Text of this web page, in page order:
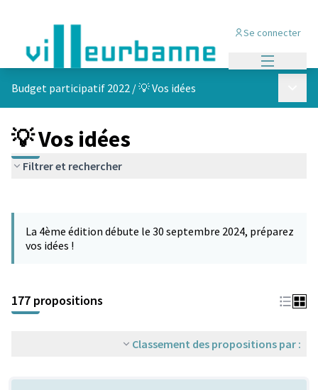
Se connecter
Budget participatif 2022 /💡 Vos idées
💡 Vos idées
Filtrer et rechercher
−
La 4ème édition débute le 30 septembre 2024, préparez
vos idées !
177 propositions
Classement des propositions par :